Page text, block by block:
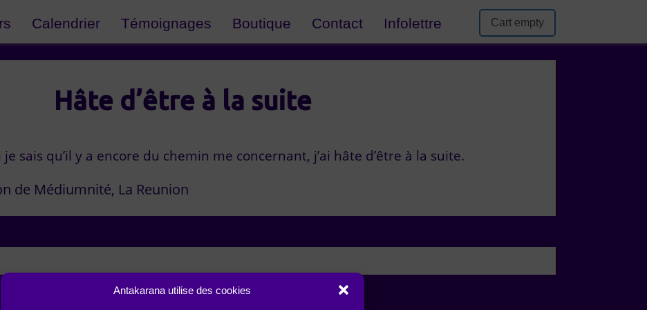
Antakarana utilise des cookies
Calendrier Témoignages Boutique Contact Infolettre Cart empty
Hâte d’être à la suite
sais qu’il y a encore du chemin me concernant, j’ai hâte d’être à la suite.
de Médiumnité La Reunion